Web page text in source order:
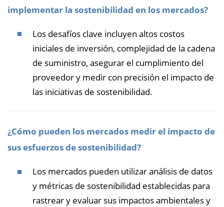
implementar la sostenibilidad en los mercados?
Los desafíos clave incluyen altos costos
iniciales de inversión, complejidad de la cadena
de suministro, asegurar el cumplimiento del
proveedor y medir con precisión el impacto de
las iniciativas de sostenibilidad.
¿Cómo pueden los mercados medir el impacto de
sus esfuerzos de sostenibilidad?
Los mercados pueden utilizar análisis de datos
y métricas de sostenibilidad establecidas para
rastrear y evaluar sus impactos ambientales y